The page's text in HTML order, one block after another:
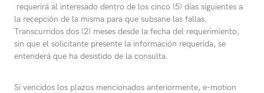
requerirá al interesado dentro de los cinco (5) días siguientes a
la recepción de la misma para que subsane las fallas.
Transcurridos dos (2) meses desde la fecha del requerimiento,
sin que el solicitante presente la información requerida, se
entenderá que ha desistido de la consulta.
Si vencidos los plazos mencionados anteriormente, e-motion